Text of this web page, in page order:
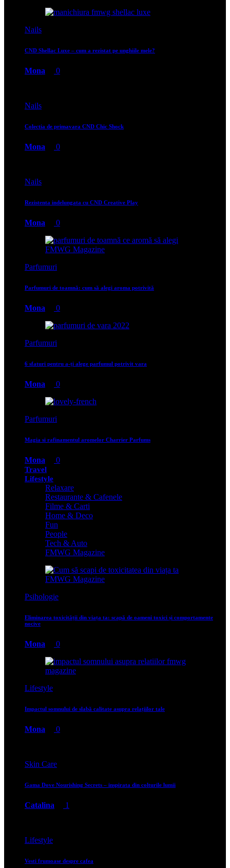
Nails
CND Shellac Luxe – cum a rezistat pe unghiile mele?
Mona 0
Nails
Colectia de primavara CND Chic Shock
Mona 0
Nails
Rezistenta indelungata cu CND Creative Play
Mona 0
Parfumuri
Parfumuri de toamnă: cum să alegi aroma potrivită
Mona 0
Parfumuri
6 sfaturi pentru a-ți alege parfumul potrivit vara
Mona 0
Parfumuri
Magia si rafinamentul aromelor Charrier Parfums
Mona 0
Travel
Lifestyle
Relaxare
Restaurante & Cafenele
Filme & Carti
Home & Deco
Fun
People
Tech & Auto
FMWG Magazine
Psihologie
Eliminarea toxicității din viața ta: scapă de oameni toxici și comportamente
nocive
Mona 0
Lifestyle
Impactul somnului de slabă calitate asupra relațiilor tale
Mona 0
Skin Care
Gama Dove Nourishing Secrets – inspirata din colturile lumii
Catalina 1
Lifestyle
Vesti frumoase despre cafea